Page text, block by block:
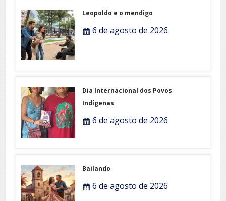
Leopoldo e o mendigo
6 de agosto de 2026
Dia Internacional dos Povos
Indígenas
6 de agosto de 2026
Bailando
6 de agosto de 2026